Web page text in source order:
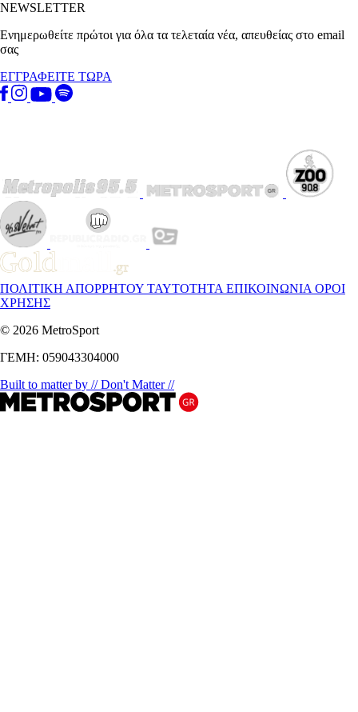
NEWSLETTER
Ενημερωθείτε πρώτοι για όλα τα τελεταία νέα, απευθείας στο email
σας
ΕΓΓΡΑΦΕΙΤΕ ΤΩΡΑ
ΠΟΛΙΤΙΚΗ ΑΠΟΡΡΗΤΟΥ ΤΑΥΤΟΤΗΤΑ ΕΠΙΚΟΙΝΩΝΙΑ ΟΡΟΙ
ΧΡΗΣΗΣ
© 2026 MetroSport
ΓΕΜΗ: 059043304000
Built to matter by // Don't Matter //